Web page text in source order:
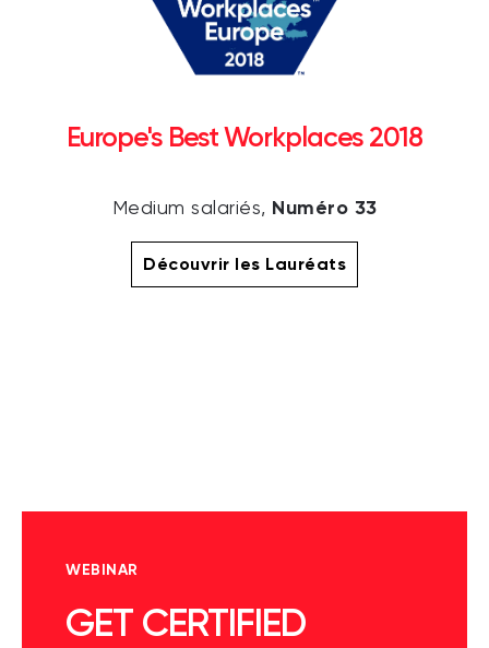
Europe's Best Workplaces 2018
Medium salariés, Numéro 33
Découvrir les Lauréats
WEBINAR
GET CERTIFIED